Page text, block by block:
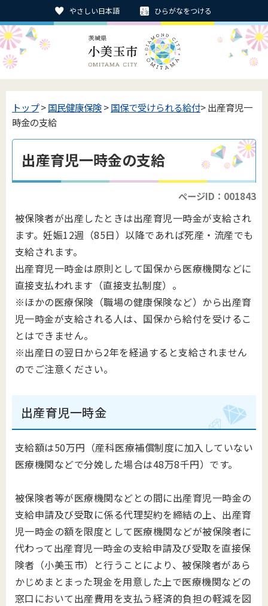
やさしい日本語 ひらがなをつける
トップ>国民健康保険>国保で受けられる給付> 出産育児一
時金の支給
出産育児一時金の支給
ページID：001843
被保険者が出産したときは出産育児一時金が支給され
ます。妊娠12週（85日）以降であれば死産・流産でも
支給されます。
出産育児一時金は原則として国保から医療機関などに
直接支払われます（直接支払制度）。
※ほかの医療保険（職場の健康保険など）から出産育
児一時金が支給される人は、国保から給付を受けるこ
とはできません。
※出産日の翌日から2年を経過すると支給されません
のでご注意ください。
出産育児一時金
支給額は50万円（産科医療補償制度に加入していない
医療機関などで分娩した場合は48万8千円）です。
被保険者等が医療機関などとの間に出産育児一時金の
支給申請及び受取に係る代理契約を締結の上、出産育
児一時金の額を限度として医療機関などが被保険者に
代わって出産育児一時金の支給申請及び受取を直接保
険者（小美玉市）と行うことにより、被保険者があら
かじめまとまった現金を用意した上で医療機関などの
窓口において出産費用を支払う経済的負担の軽減を図